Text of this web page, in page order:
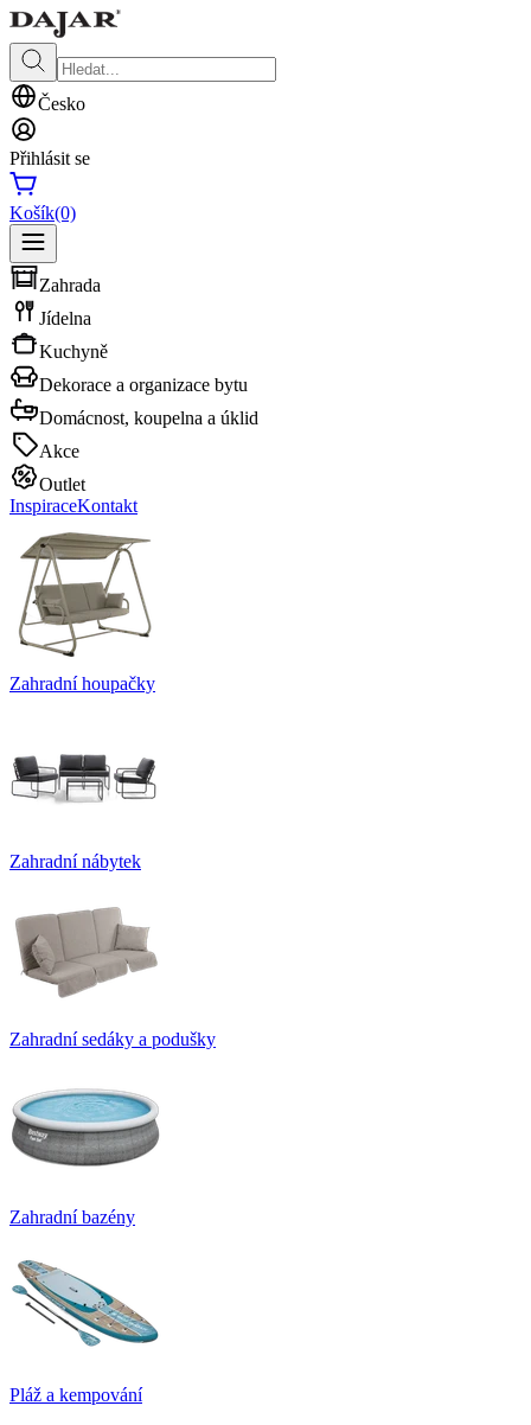
Česko
Přihlásit se
Košík(0)
Zahrada
Jídelna
Kuchyně
Dekorace a organizace bytu
Domácnost, koupelna a úklid
Akce
Outlet
InspiraceKontakt
Zahradní houpačky
Zahradní nábytek
Zahradní sedáky a podušky
Zahradní bazény
Pláž a kempování